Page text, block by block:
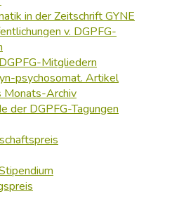
in der Zeitschrift GYNE
v. DGPFG-
Mitgliedern
psychosomat. Artikel
Archiv
der DGPFG-Tagungen